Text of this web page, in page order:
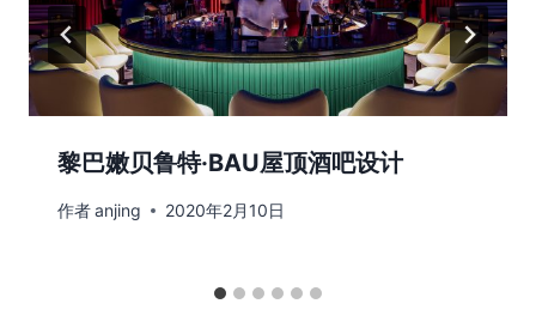
黎巴嫩贝鲁特·BAU屋顶酒吧设计
作者anjing 2020年2月10日